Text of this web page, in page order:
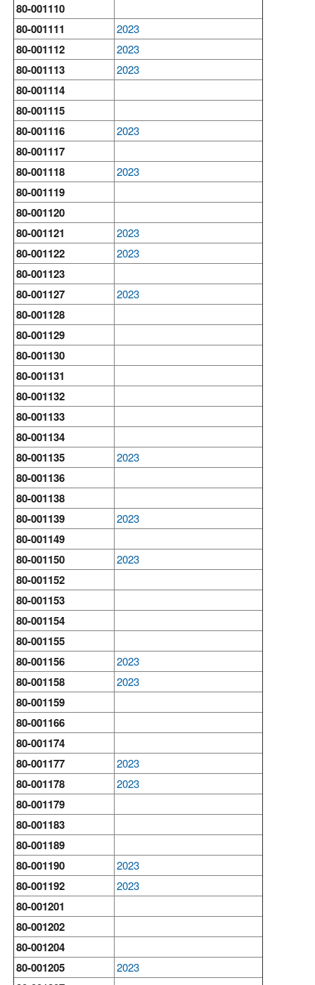
80-001110
80-001111
2023
80-001112 2023
80-001113 2023
80-001114
80-001115
80-001116
2023
80-001117
80-001118
2023
80-001119
80-001120
80-001121
2023
80-001122 2023
80-001123
80-001127
2023
80-001128
80-001129
80-001130
80-001131
80-001132
80-001133
80-001134
80-001135
2023
80-001136
80-001138
80-001139
2023
80-001149
80-001150
2023
80-001152
80-001153
80-001154
80-001155
80-001156
2023
80-001158 2023
80-001159
80-001166
80-001174
80-001177
2023
80-001178 2023
80-001179
80-001183
80-001189
80-001190
2023
80-001192 2023
80-001201
80-001202
80-001204
80-001205
2023